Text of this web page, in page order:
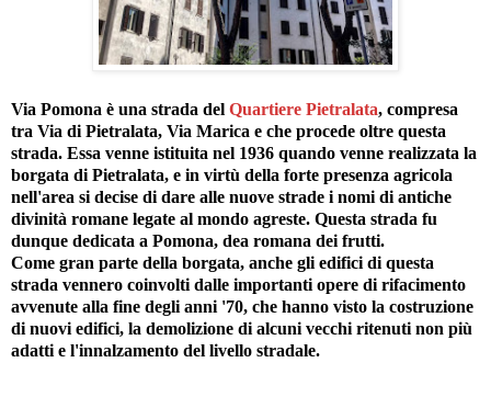
Via Pomona è una strada del Quartiere Pietralata, compresa
tra Via di Pietralata, Via Marica e che procede oltre questa
strada. Essa venne istituita nel 1936 quando venne realizzata la
borgata di Pietralata, e in virtù della forte presenza agricola
nell'area si decise di dare alle nuove strade i nomi di antiche
divinità romane legate al mondo agreste. Questa strada fu
dunque dedicata a Pomona, dea romana dei frutti.
Come gran parte della borgata, anche gli edifici di questa
strada vennero coinvolti dalle importanti opere di rifacimento
avvenute alla fine degli anni '70, che hanno visto la costruzione
di nuovi edifici, la demolizione di alcuni vecchi ritenuti non più
adatti e l'innalzamento del livello stradale.